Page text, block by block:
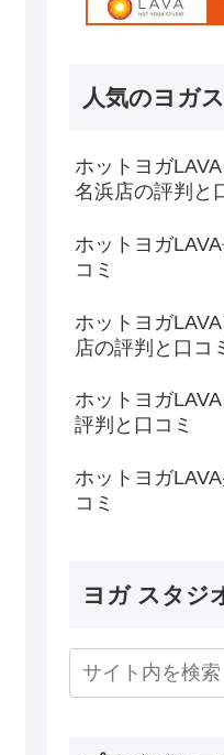
人気のヨガ
ホットヨガ
名浜店の評判と
ホットヨガ
コミ
ホットヨガ
店の評判と口コ
ホットヨガ
評判と口コミ
ホットヨガ
コミ
ヨガ スタジ